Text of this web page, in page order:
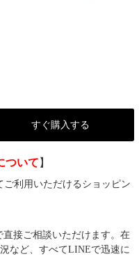
すぐ購入する
ついて 】
利用いただけるショッピン
接ご相談いただけます。在
など、すべてLINEで迅速に